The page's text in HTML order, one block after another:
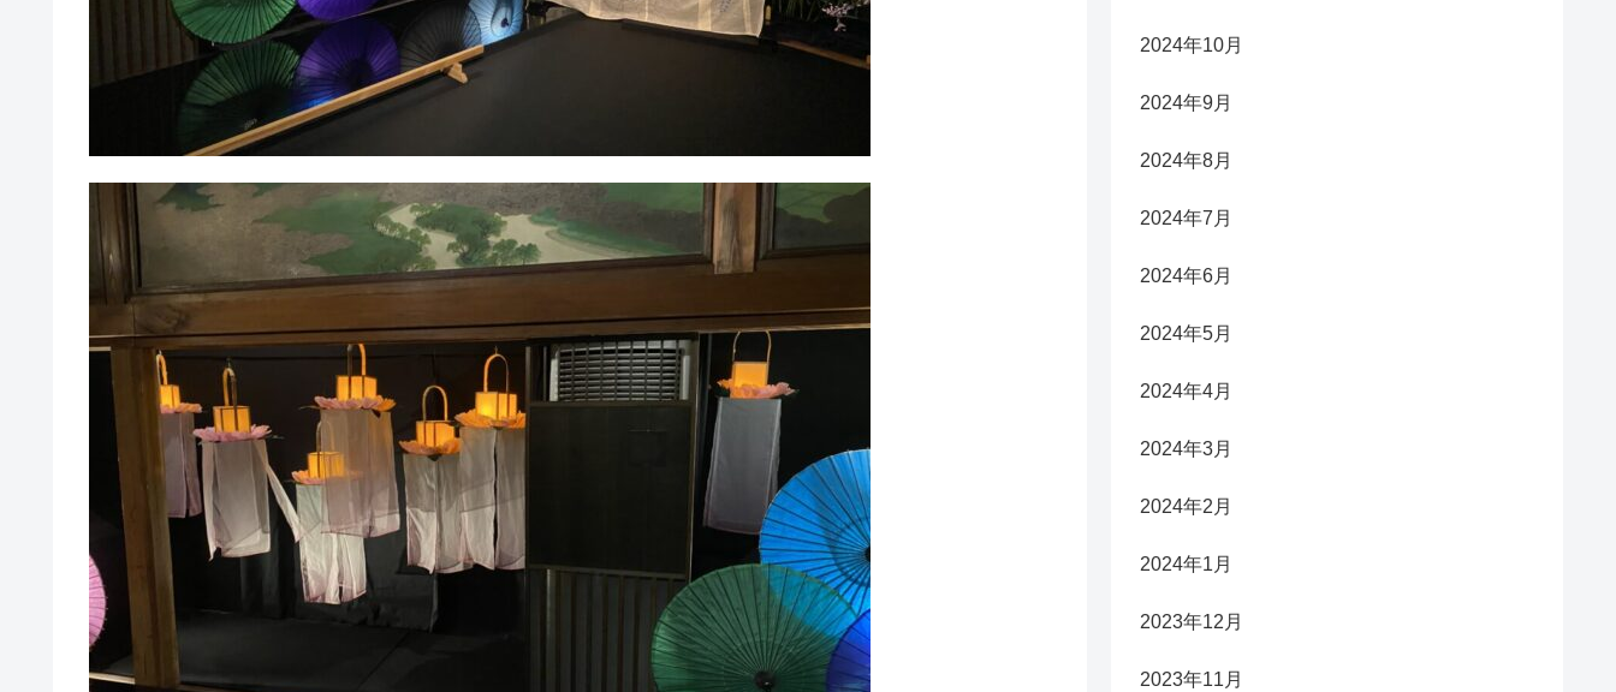
2024年10月
2024年9月
2024年8月
2024年7月
2024年6月
2024年5月
2024年4月
2024年3月
2024年2月
2024年1月
2023年12月
2023年11月